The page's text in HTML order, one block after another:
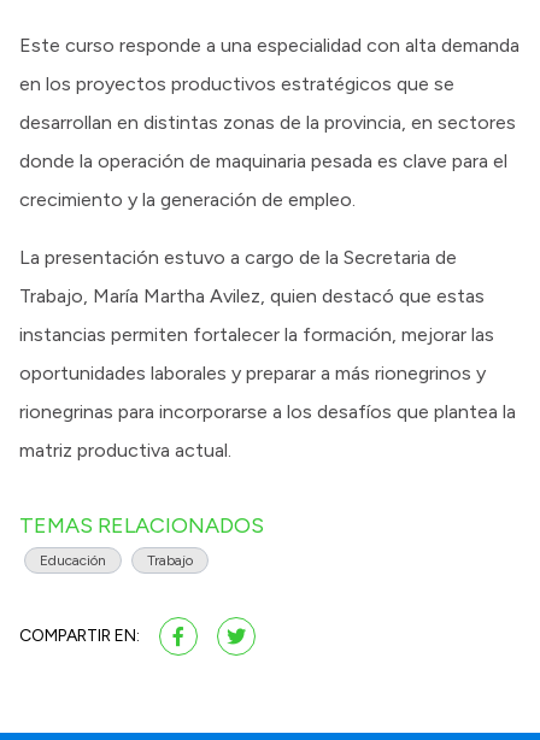
Este curso responde a una especialidad con alta demanda
en los proyectos productivos estratégicos que se
desarrollan en distintas zonas de la provincia, en sectores
donde la operación de maquinaria pesada es clave para el
crecimiento y la generación de empleo.
La presentación estuvo a cargo de la Secretaria de
Trabajo, María Martha Avilez, quien destacó que estas
instancias permiten fortalecer la formación, mejorar las
oportunidades laborales y preparar a más rionegrinos y
rionegrinas para incorporarse a los desafíos que plantea la
matriz productiva actual.
TEMAS RELACIONADOS
Educación Trabajo
COMPARTIR EN: